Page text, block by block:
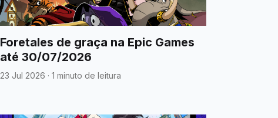
Foretales de graça na Epic Games
até 30/07/2026
23 Jul 2026 · 1 minuto de leitura